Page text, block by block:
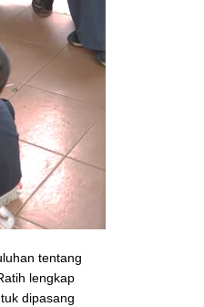
tentang
lengkap
dipasang